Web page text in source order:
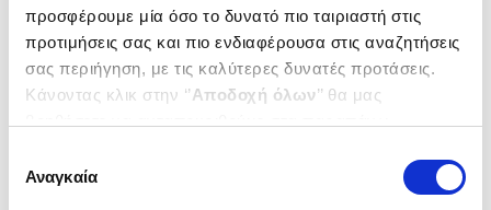
προσφέρουμε μία όσο το δυνατό πιο ταιριαστή στις
προτιμήσεις σας και πιο ενδιαφέρουσα στις αναζητήσεις
σας περιήγηση, με τις καλύτερες δυνατές προτάσεις.
Κάνοντας κλικ στην ‘’Αποδοχή όλων’’ θα μας
ενδιαφέρουν και να επιλέξετε από τα παρακάτω με την
΄΄και να ενημερωθείτε σχετικά με
συγκατάθεσης
Αναγκαία